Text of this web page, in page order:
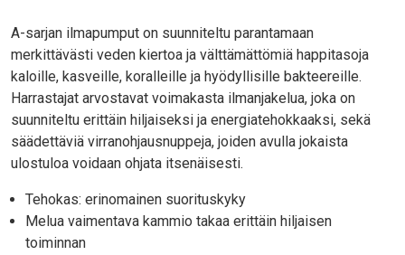
Body
A-sarjan ilmapumput on suunniteltu parantamaan
merkittävästi veden kiertoa ja välttämättömiä happitasoja
kaloille, kasveille, koralleille ja hyödyllisille bakteereille.
Harrastajat arvostavat voimakasta ilmanjakelua, joka on
suunniteltu erittäin hiljaiseksi ja energiatehokkaaksi, sekä
säädettäviä virranohjausnuppeja, joiden avulla jokaista
ulostuloa voidaan ohjata itsenäisesti.
Tehokas: erinomainen suorituskyky
Melua vaimentava kammio takaa erittäin hiljaisen
toiminnan